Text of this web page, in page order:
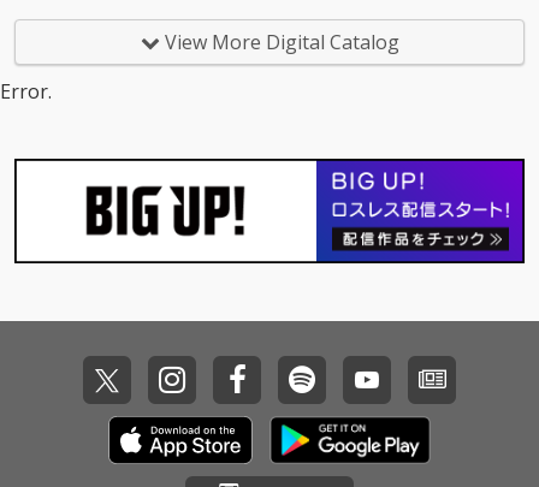
音の虜になった男、co
baの通算47作目のオリ
アコーディオンモンス
ターは巨大化し、遂に
叫びを上げた！
音の虜になった男、co
baの通算47作目のオリ
obaの心に住み続ける
アコーディオンモンス
ターは巨大化し、遂に
叫びを上げた！
View More Digital Catalog
Error.